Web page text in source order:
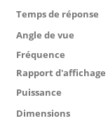
Temps de réponse
Angle de vue
Fréquence
Rapport d'affichage
Puissance
Dimensions